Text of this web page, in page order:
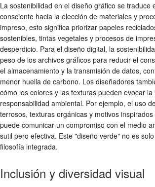
La sostenibilidad en el diseño gráfico se traduce
consciente hacia la elección de materiales y
impreso, esto significa priorizar papeles
sostenibles, tintas vegetales y procesos de
desperdicio. Para el diseño digital, la
peso de los archivos gráficos para reducir el
el almacenamiento y la transmisión de datos,
menor huella de carbono. Los diseñadores
cómo los colores y las texturas pueden evocar
responsabilidad ambiental. Por ejemplo, el uso
terrosos, texturas orgánicas y motivos
puede comunicar un compromiso con el medio
sutil pero efectiva. Este "diseño verde" no es
filosofía integrada.
Inclusión y diversidad visual